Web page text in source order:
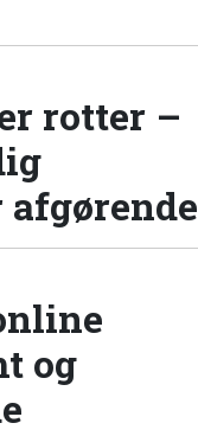
rotter –
og